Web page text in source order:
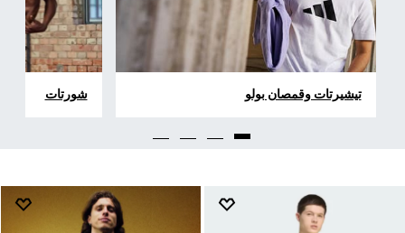
تيشيرتات وقمصان بولو شورتات